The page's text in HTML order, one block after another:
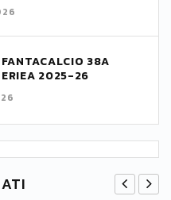
38A
2025-26